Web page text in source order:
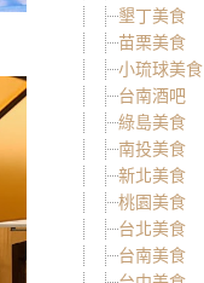
墾丁美食
苗栗美食
小琉球美食
台南酒吧
綠島美食
南投美食
新北美食
桃園美食
台北美食
台南美食